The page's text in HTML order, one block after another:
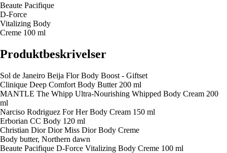
Beaute Pacifique
D-Force
Vitalizing Body
Creme 100 ml
Produktbeskrivelser
Sol de Janeiro Beija Flor Body Boost - Giftset
Clinique Deep Comfort Body Butter 200 ml
MANTLE The Whipp Ultra-Nourishing Whipped Body Cream 200
ml
Narciso Rodriguez For Her Body Cream 150 ml
Erborian CC Body 120 ml
Christian Dior Dior Miss Dior Body Creme
Body butter, Northern dawn
Beaute Pacifique D-Force Vitalizing Body Creme 100 ml